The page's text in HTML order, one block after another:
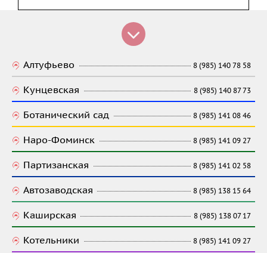
Алтуфьево 8 (985) 140 78 58
Кунцевская 8 (985) 140 87 73
Ботанический сад 8 (985) 141 08 46
Наро-Фоминск 8 (985) 141 09 27
Партизанская 8 (985) 141 02 58
Автозаводская 8 (985) 138 15 64
Каширская 8 (985) 138 07 17
Котельники 8 (985) 141 09 27